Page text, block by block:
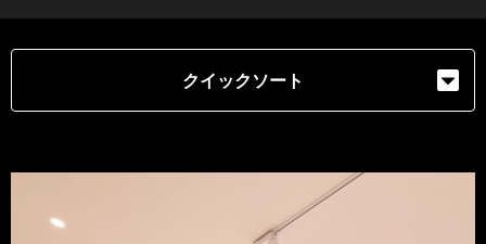
クイックソート